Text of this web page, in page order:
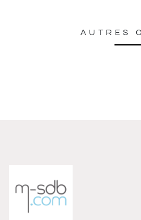
AUTRES